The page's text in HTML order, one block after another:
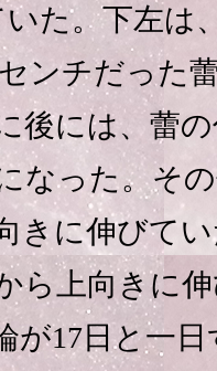
た。下左は
ンチだった
後には、蕾
なった。そ
きに伸びて
ら上向きに
が17日と一